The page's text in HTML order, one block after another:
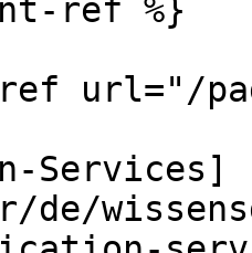
ref %}
url="/
Services]
de/